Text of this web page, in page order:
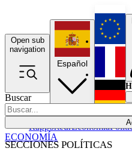
Open sub
navigation
Buscar
SECCIONES POLÍTICAS
RapporteurEconomía
Español
ECONOMÍA